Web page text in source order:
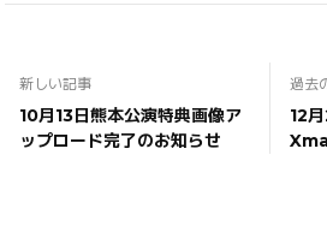
新しい記事
10月13日熊本公演特典画像ア
ップロード完了のお知らせ
過去
12